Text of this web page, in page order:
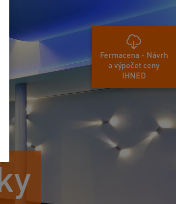
Fermacena - Návrh
a výpočet ceny
IHNED